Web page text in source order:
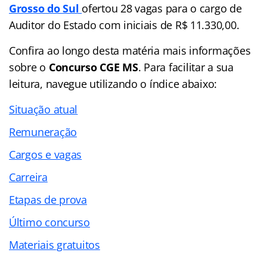
Grosso do Sul ofertou 28 vagas para o cargo de
Auditor do Estado com iniciais de R$ 11.330,00.
Confira ao longo desta matéria mais informações
sobre o Concurso CGE MS. Para facilitar a sua
leitura, navegue utilizando o índice abaixo:
Situação atual
Remuneração
Cargos e vagas
Carreira
Etapas de prova
Último concurso
Materiais gratuitos